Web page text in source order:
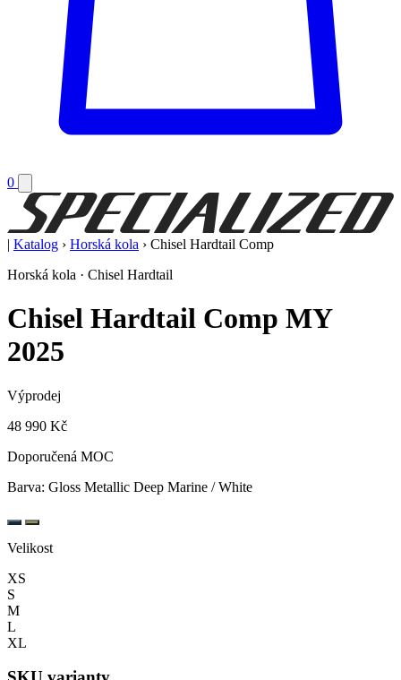
0
| Katalog › Horská kola › Chisel Hardtail Comp
Horská kola · Chisel Hardtail
Chisel Hardtail Comp MY
2025
Výprodej
48 990 Kč
Doporučená MOC
Barva: Gloss Metallic Deep Marine / White
Velikost
XS
S
M
L
XL